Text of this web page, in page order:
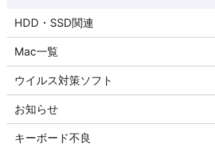
HDD・SSD関連
Mac一覧
ウイルス対策ソフト
お知らせ
キーボード不良